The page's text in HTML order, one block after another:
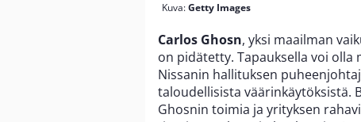
Kuva:Getty Images
Carlos Ghosn, yksi maailman
on pidätetty. Tapauksella voi
Nissanin hallituksen
taloudellisista väärinkäytöksistä.
Ghosnin toimia ja yrityksen